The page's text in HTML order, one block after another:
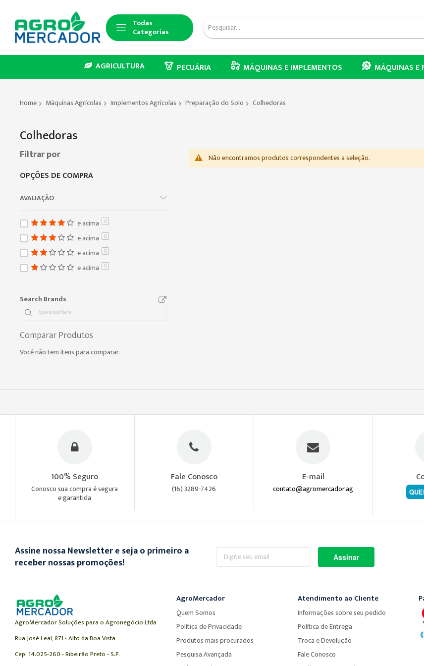
Todas
Categorias
AGRICULTURA PECUÁRIA MÁQUINAS E IMPLEMENTOS MÁQUINAS E
Home Máquinas Agrícolas Implementos Agrícolas Preparação do Solo Colhedoras
Colhedoras
Não encontramos produtos correspondentes a seleção.
Filtrar por
OPÇÕES DE COMPRA
AVALIAÇÃO
e acima 0
e acima 0
e acima 0
e acima 0
Search Brands
Comparar Produtos
Você não tem itens para comparar.
100% Seguro
Conosco sua compra é segura
e garantida
Fale Conosco
(16) 3289-7426
E-mail
contato@agromercador.ag
Assine nossa Newsletter e seja o primeiro a
receber nossas promoções!
Inscreva-
na
Assinar
AgroMercador Soluções para o Agronegócio Ltda
Rua José Leal, 871 - Alto da Boa Vista
Cep: 14.025-260 - Ribeirão Preto - S.P.
AgroMercador
Quem Somos
Política de Privacidade
Produtos mais procurados
Pesquisa Avançada
Atendimento ao Cliente
Informações sobre seu pedido
Política de Entrega
Troca e Devolução
Fale Conosco